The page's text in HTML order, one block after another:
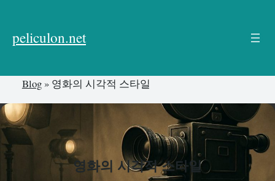
뛰
기
peliculon.net
Blog» 영화의 시각적 스타일
영화의 시각적 스타일